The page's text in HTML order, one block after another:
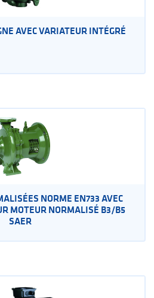
AVEC VARIATEUR INTÉGRÉ
NORME EN733 AVEC
MOTEUR NORMALISÉ B3/B5
SAER